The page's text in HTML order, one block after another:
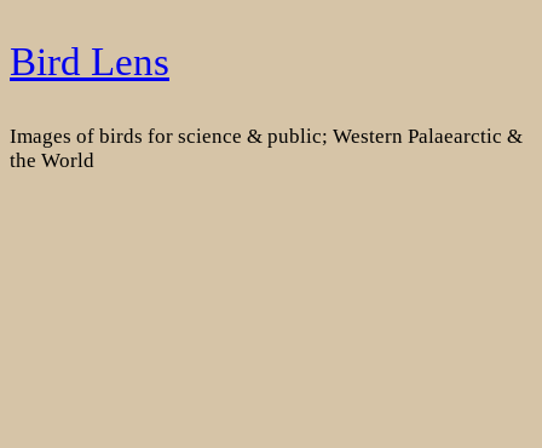
Skip
to
Bird Lens
Images of birds for science & public; Western Palaearctic &
the World